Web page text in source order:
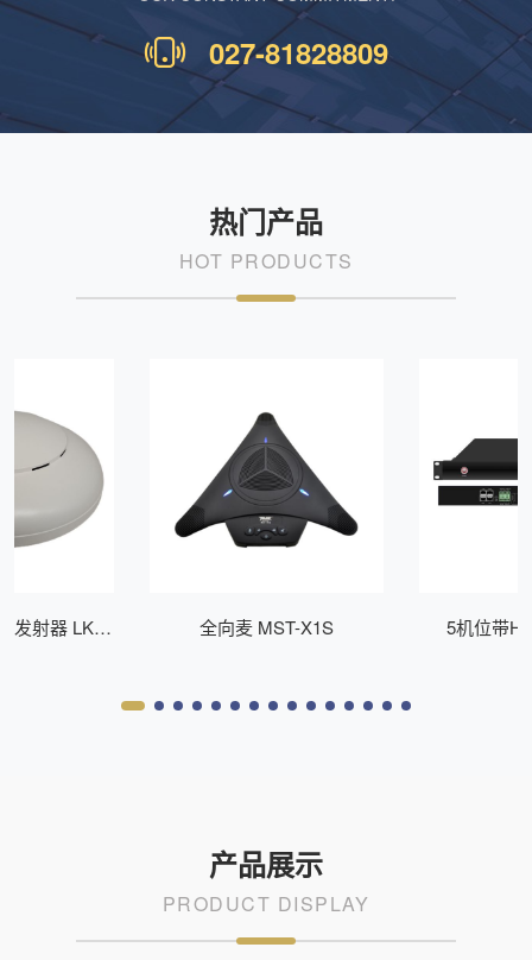
027-81828809
热门产品
HOT PRODUCTS
发射器 LK-
全向麦 MST-X1S
5机位带
产品展示
PRODUCT DISPLAY